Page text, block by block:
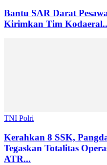
Bantu SAR Darat
Kirimkan Tim
TNI Polri
Kerahkan 8 SSK,
Tegaskan Totalitas
ATR...